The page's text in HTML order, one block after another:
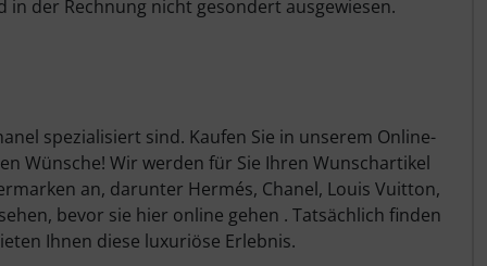
der Rechnung nicht gesondert ausgewiesen.
spezialisiert sind. Kaufen Sie in unserem Online-
Wünsche! Wir werden für Sie Ihren Wunschartikel
an, darunter Hermés, Chanel, Louis Vuitton,
bevor sie hier online gehen . Tatsächlich finden
Ihnen diese luxuriöse Erlebnis.